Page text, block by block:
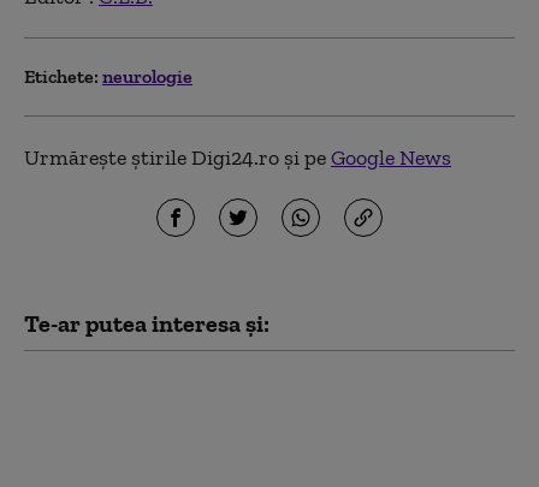
Etichete: neurologie
Urmărește știrile Digi24.ro și peGoogle News
Te-ar putea interesa și: